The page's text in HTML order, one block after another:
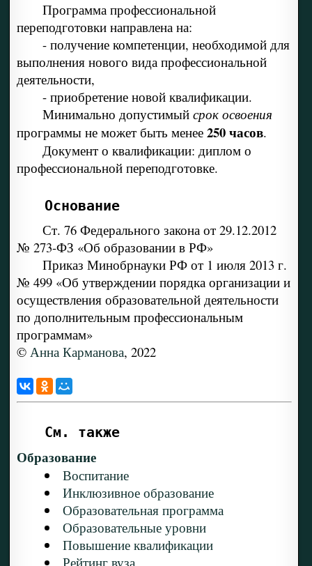
Программа профессиональной
переподготовки направлена на:
- получение компетенции, необходимой для
выполнения нового вида профессиональной
деятельности,
- приобретение новой квалификации.
Минимально допустимый срок освоения
программы не может быть менее 250 часов.
Документ о квалификации: диплом о
профессиональной переподготовке.
Основание
Ст. 76 Федерального закона от 29.12.2012
№ 273-ФЗ «Об образовании в РФ»
Приказ Минобрнауки РФ от 1 июля 2013 г.
№ 499 «Об утверждении порядка организации и
осуществления образовательной деятельности
по дополнительным профессиональным
программам»
© Анна Карманова, 2022
См. также
Образование
Воспитание
Инклюзивное образование
Образовательная программа
Образовательные уровни
Повышение квалификации
Рейтинг вуза